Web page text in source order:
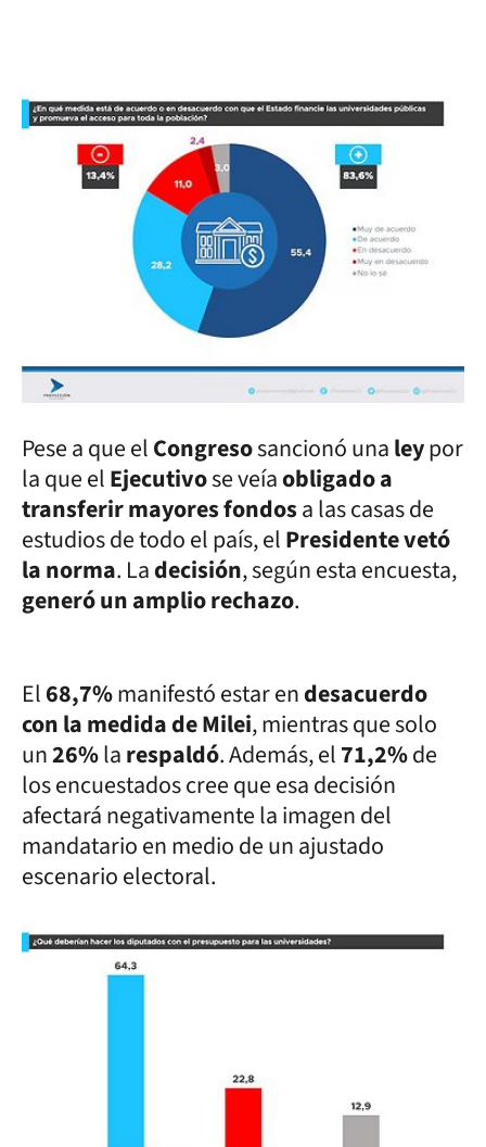
Pese a que elCongresosancionó unaleypor
la que elEjecutivose veíaobligado a
transferir mayores fondosa las casas de
estudios de todo el país, elPresidente vetó
la norma. Ladecisión, según esta encuesta,
generó un amplio rechazo.
El68,7%manifestó estar endesacuerdo
con la medida de Milei, mientras que solo
un26%larespaldó. Además, el71,2%de
los encuestados cree que esa decisión
afectará negativamente la imagen del
mandatario en medio de un ajustado
escenario electoral.